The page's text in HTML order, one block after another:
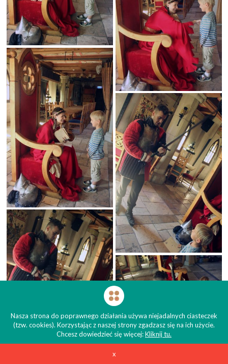
Nasza strona do poprawnego działania używa niejadalnych ciasteczek
(tzw. cookies). Korzystając z naszej strony zgadzasz się na ich użycie.
Chcesz dowiedzieć się więcej:Kliknij tu.
x